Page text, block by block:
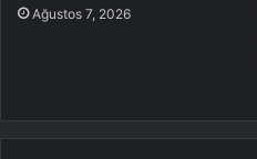
Ağustos 7, 2026